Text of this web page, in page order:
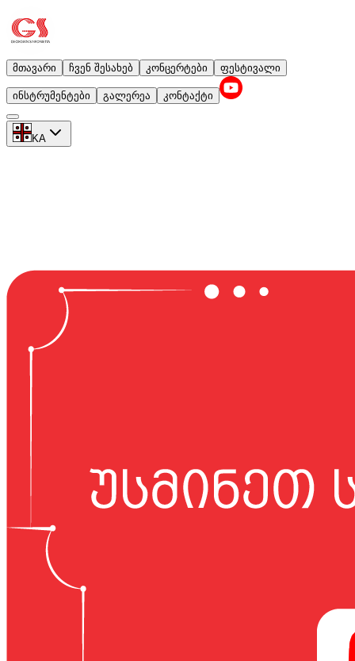
მთავარი ჩვენ შესახებ კონცერტები ფესტივალი
ინსტრუმენტები გალერეა კონტაქტი
KA